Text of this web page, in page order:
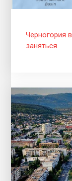
Черногория
заняться